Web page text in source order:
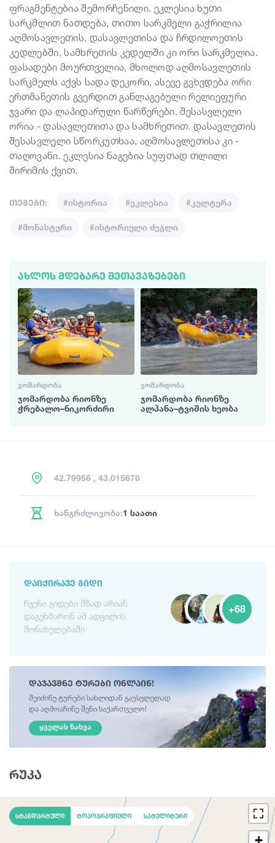
ფრაგმენტებია შემორჩენილი. ეკლესია ხუთი
სარკმლით ნათდება, თითო სარკმელი გაჭრილია
აღმოსავლეთის, დასავლეთისა და ჩრდილოეთის
კედლებში, სამხრეთის კედელში კი ორი სარკმელია.
ფასადები მოურთველია, მხოლოდ აღმოსავლეთის
სარკმელს აქვს სადა დეკორი, ასევე გვხვდება ორი
ერთმანეთის გვერდით განლაგებული რელიეფური
ჯვარი და ლაპიდარული წარწერები. შესასვლელი
ორია - დასავლეთითა და სამხრეთით. დასავლეთის
შესასვლელი სწორკუთხაა, აღმოსავლეთისა კი -
თაღოვანი. ეკლესია ნაგებია სუფთად თლილი
შირიმის ქვით.
თეგები: #ისტორია #ეკლესია #კულტურა
#მონასტერი #ისტორიული ძეგლი
ᲐᲮᲚᲝᲡ ᲛᲓᲔᲑᲐᲠᲔ ᲨᲔᲗᲐᲕᲐᲖᲔᲑᲔᲑᲘ
ᲯᲝᲛᲐᲠᲓᲝᲑᲐ
ჯომარდობა რიონზე
ჭრებალო–ნიკორძირი
ᲯᲝᲛᲐᲠᲓᲝᲑᲐ
ჯომარდობა რიონზე
ალპანა–ტვიშის ხეობა
42.79956 , 43.015676
ხანგრძლივობა:1 საათი
ᲓᲐᲘᲥᲘᲠᲐᲕᲔ ᲒᲘᲓᲘ
ჩვენი გიდები მზად არიან
დაგეხმარონ ამ ადგილის
მონახულებაში
+68
დაჯავშნე ტურები ონლაინ!
შეიძინე ტურები სახლიდან გაუსვლელად
და აღმოაჩინე შენი საქართველო!
ᲧᲕᲔᲚᲐᲡ ᲜᲐᲮᲕᲐ
რუკა
სტანდარტული ტოპოგრაფიული სატელიტური